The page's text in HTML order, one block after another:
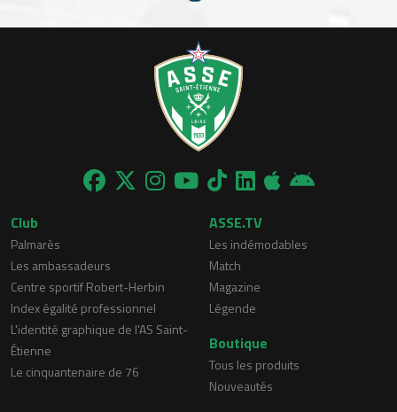
Club
Palmarès
Les ambassadeurs
Centre sportif Robert-Herbin
Index égalité professionnel
L'identité graphique de l'AS Saint-
Étienne
Le cinquantenaire de 76
ASSE.TV
Les indémodables
Match
Magazine
Légende
Boutique
Tous les produits
Nouveautés